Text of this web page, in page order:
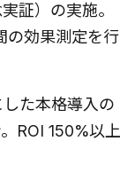
証）の実施。
の効果測定を行
た本格導入の
ROI 150%以上